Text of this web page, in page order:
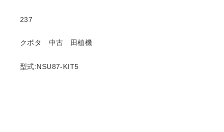
237
クボタ 中古 田植機
型式:NSU87-KIT5